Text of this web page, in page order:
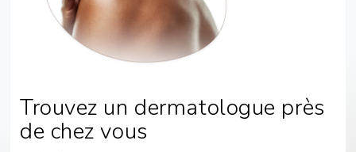
Trouvez un dermatologue près
de chez vous